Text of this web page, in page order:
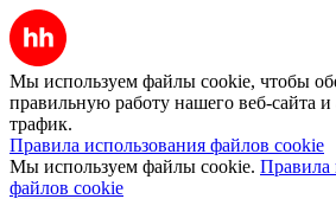
Мы используем файлы cookie, чтобы
правильную работу нашего веб-сайта и
трафик.
Правила использования файлов cookie
Мы используем файлы cookie. Правила
файлов cookie